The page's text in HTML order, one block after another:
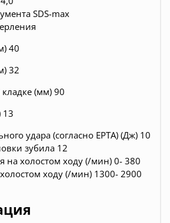
SDS-max
40
32
(мм) 90
13
удара (согласно EPTA) (Дж) 10
зубила 12
на холостом ходу (/мин) 0- 380
ходу (/мин) 1300- 2900